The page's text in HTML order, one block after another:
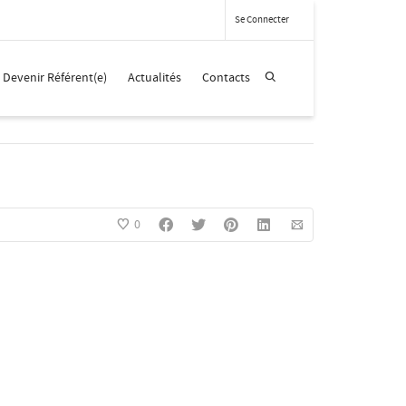
Se Connecter
Devenir Référent(e) Actualités Contacts
0